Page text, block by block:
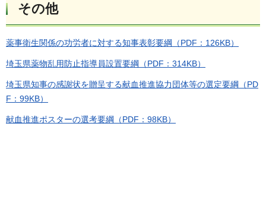
その他
薬事衛生関係の功労者に対する知事表彰要綱（PDF：126KB）
埼玉県薬物乱用防止指導員設置要綱（PDF：314KB）
埼玉県知事の感謝状を贈呈する献血推進協力団体等の選定要綱（PD
F：99KB）
献血推進ポスターの選考要綱（PDF：98KB）